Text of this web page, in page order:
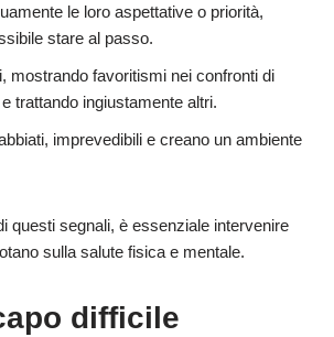
le loro aspettative o priorità,
stare al passo.
mostrando favoritismi nei confronti di
trattando ingiustamente altri.
imprevedibili e creano un ambiente
questi segnali, è essenziale intervenire
sulla salute fisica e mentale.
difficile